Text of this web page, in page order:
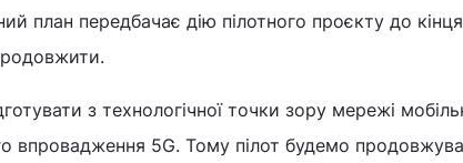
план передбачає дію пілотного проєкту до
з технологічної точки зору мережі
впровадження 5G. Тому пілот будемо